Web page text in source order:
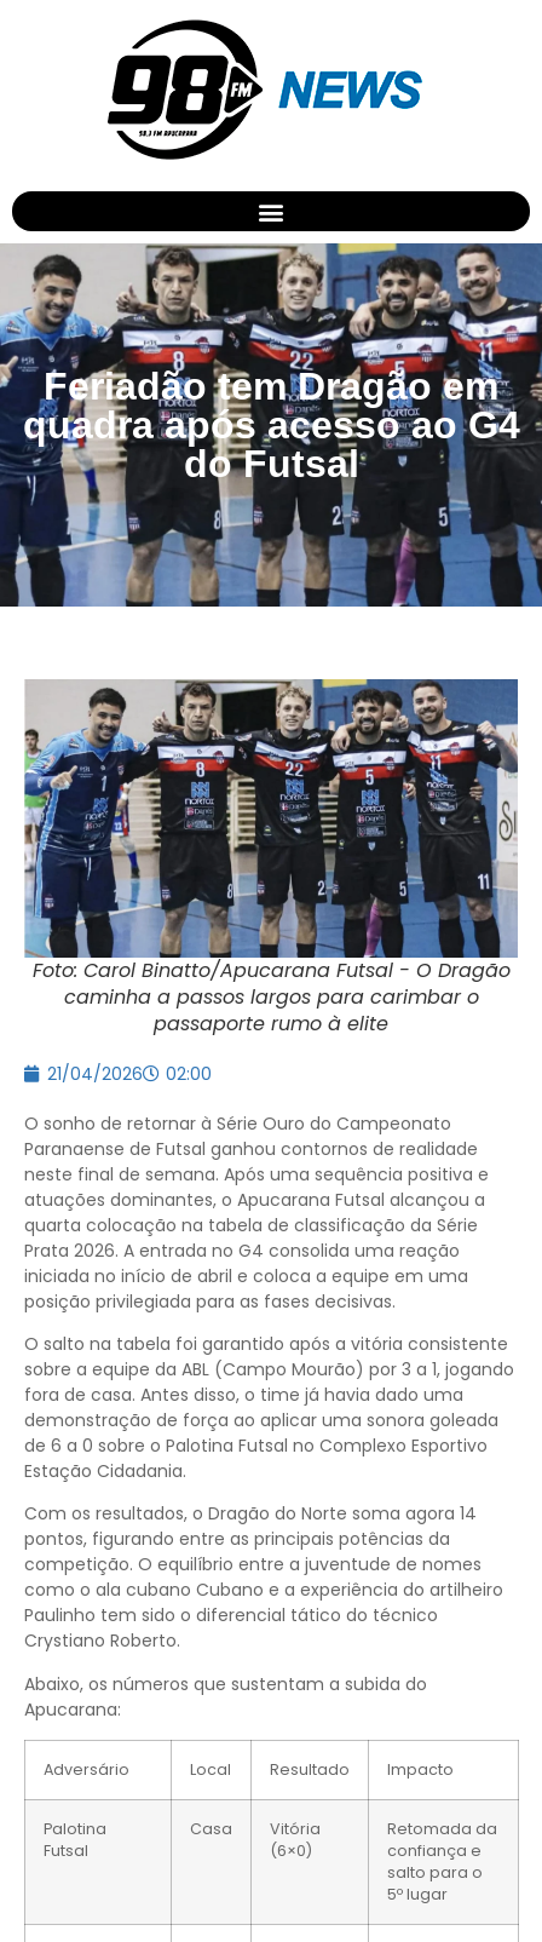
Feriadão tem Dragão em
quadra após acesso ao G4
do Futsal
Foto: Carol Binatto/Apucarana Futsal - O Dragão
caminha a passos largos para carimbar o
passaporte rumo à elite
21/04/2026 02:00
O sonho de retornar à Série Ouro do Campeonato
Paranaense de Futsal ganhou contornos de realidade
neste final de semana. Após uma sequência positiva e
atuações dominantes, o Apucarana Futsal alcançou a
quarta colocação na tabela de classificação da Série
Prata 2026. A entrada no G4 consolida uma reação
iniciada no início de abril e coloca a equipe em uma
posição privilegiada para as fases decisivas.
O salto na tabela foi garantido após a vitória consistente
sobre a equipe da ABL (Campo Mourão) por 3 a 1, jogando
fora de casa. Antes disso, o time já havia dado uma
demonstração de força ao aplicar uma sonora goleada
de 6 a 0 sobre o Palotina Futsal no Complexo Esportivo
Estação Cidadania.
Com os resultados, o Dragão do Norte soma agora 14
pontos, figurando entre as principais potências da
competição. O equilíbrio entre a juventude de nomes
como o ala cubano Cubano e a experiência do artilheiro
Paulinho tem sido o diferencial tático do técnico
Crystiano Roberto.
Abaixo, os números que sustentam a subida do
Apucarana:
Adversário Local Resultado Impacto
Palotina
Futsal
Casa
Vitória
(6×0)
Retomada da
confiança e
salto para o
5º lugar